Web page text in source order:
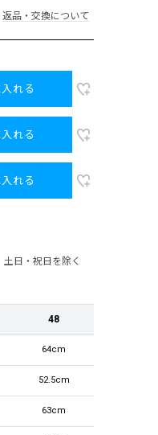
返品・交換について
れる
れる
れる
日・祝日を除く
48
64cm
52.5cm
63cm